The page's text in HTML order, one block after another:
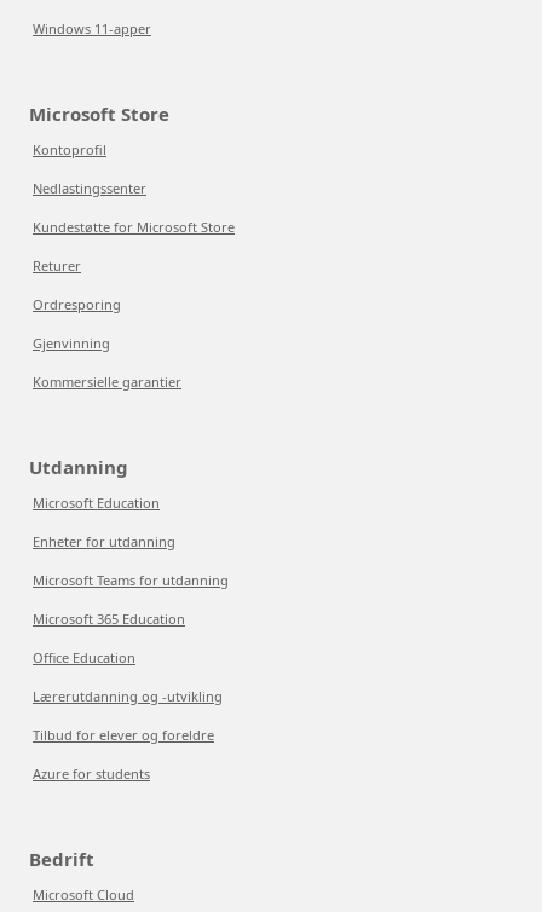
Windows 11-apper
Microsoft Store
Kontoprofil
Nedlastingssenter
Kundestøtte for Microsoft Store
Returer
Ordresporing
Gjenvinning
Kommersielle garantier
Utdanning
Microsoft Education
Enheter for utdanning
Microsoft Teams for utdanning
Microsoft 365 Education
Office Education
Lærerutdanning og -utvikling
Tilbud for elever og foreldre
Azure for students
Bedrift
Microsoft Cloud